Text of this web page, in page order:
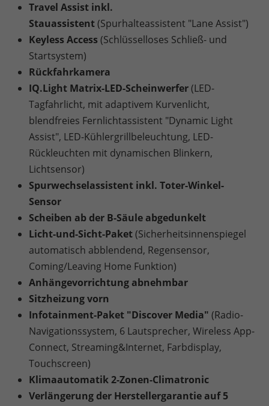
Travel Assist inkl.
Stauassistent(Spurhalteassistent "Lane Assist")
Keyless Access (Schlüsselloses Schließ- und
Startsystem)
Rückfahrkamera
IQ.Light Matrix-LED-Scheinwerfer(LED-
Tagfahrlicht, mit adaptivem Kurvenlicht,
blendfreies Fernlichtassistent "Dynamic Light
Assist", LED-Kühlergrillbeleuchtung, LED-
Rückleuchten mit dynamischen Blinkern,
Lichtsensor)
Spurwechselassistent inkl. Toter-Winkel-
Sensor
Scheiben ab der B-Säule abgedunkelt
Licht-und-Sicht-Paket(Sicherheitsinnenspiegel
automatisch abblendend, Regensensor,
Coming/Leaving Home Funktion)
Anhängevorrichtung abnehmbar
Sitzheizung vorn
Infotainment-Paket "Discover Media" (Radio-
Navigationssystem, 6 Lautsprecher, Wireless App-
Connect, Streaming&Internet, Farbdisplay,
Touchscreen)
Klimaautomatik 2-Zonen-Climatronic
Verlängerung der Herstellergarantie auf 5